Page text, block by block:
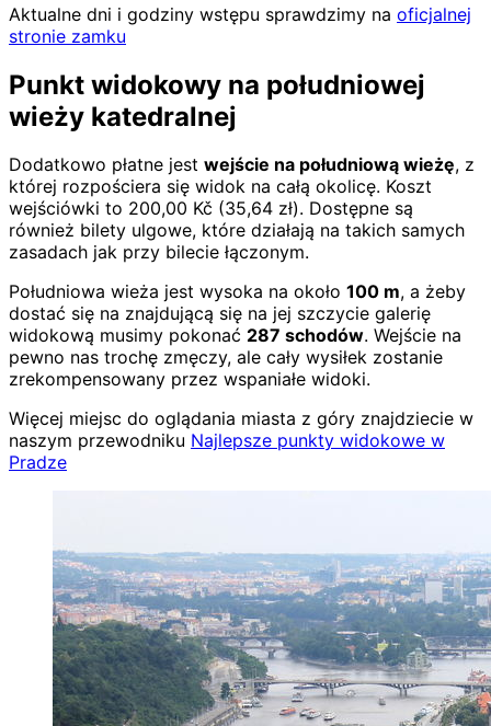
Aktualne dni i godziny wstępu sprawdzimy na oficjalnej
stronie zamku
Punkt widokowy na południowej
wieży katedralnej
Dodatkowo płatne jest wejście na południową wieżę, z
której rozpościera się widok na całą okolicę. Koszt
wejściówki to 200,00 Kč (35,64 zł). Dostępne są
również bilety ulgowe, które działają na takich samych
zasadach jak przy bilecie łączonym.
Południowa wieża jest wysoka na około 100 m, a żeby
dostać się na znajdującą się na jej szczycie galerię
widokową musimy pokonać 287 schodów. Wejście na
pewno nas trochę zmęczy, ale cały wysiłek zostanie
zrekompensowany przez wspaniałe widoki.
Więcej miejsc do oglądania miasta z góry znajdziecie w
naszym przewodniku Najlepsze punkty widokowe w
Pradze